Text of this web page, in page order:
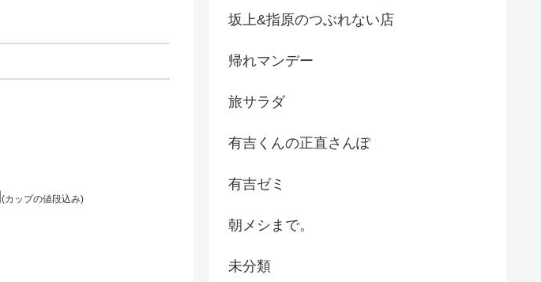
(カップの値段込み)
坂上&指原のつぶれない店
帰れマンデー
旅サラダ
有吉くんの正直さんぽ
有吉ゼミ
朝メシまで。
未分類